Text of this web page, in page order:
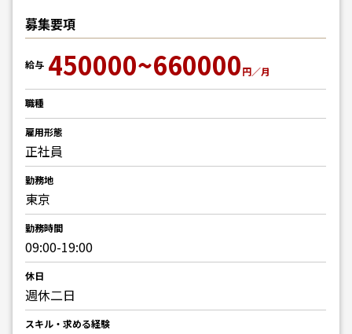
募集要項
給与 450000~660000円／月
職種
雇用形態
正社員
勤務地
東京
勤務時間
09:00-19:00
休日
週休二日
スキル・求める経験